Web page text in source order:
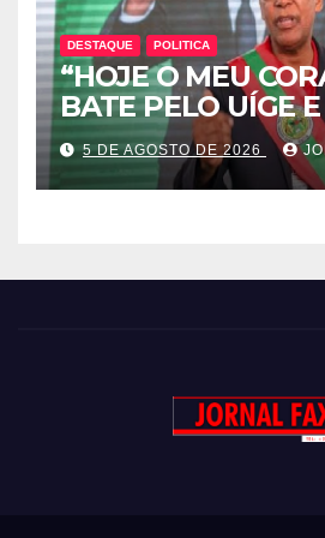
DESTAQUE POLITICA
“HOJE O MEU
BATE PELO UÍGE
UMA RIQUEZA
PODE
– DISSE ACJ
5 DE AGOSTO DE 2026